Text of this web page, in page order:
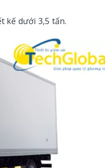
kế dưới 3,5 tấn.